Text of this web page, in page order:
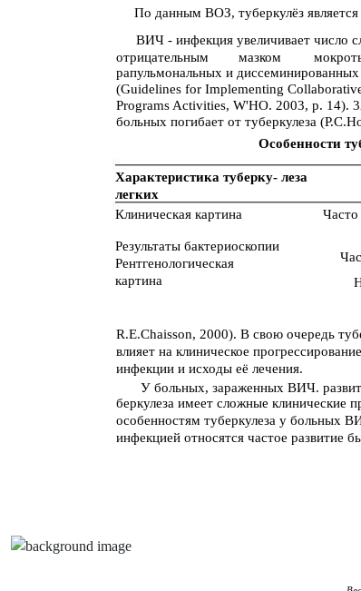
По данным ВОЗ, туберкулёз является
ВИЧ - инфекция увеличивает число
отрицательным
мазком
рапульмональных и
(Guidelines for Implementing
Programs Activities, W'HO. 2003, p. 14).
больных погибает от туберкулеза
R.E.Chaisson, 2000). В свою очередь
влияет на клиническое
инфекции и исходы её лечения.
У больных, зараженных ВИЧ.
беркулеза имеет сложные клинические
особенностям туберкулеза у больных
инфекцией относятся частое развитие
Характеристика туберку- леза
легких
Клиническая картина
Результаты бактериоскопии
Рентгенологическая
картина
Особенности